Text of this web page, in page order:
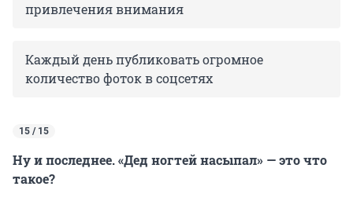
привлечения внимания
Каждый день публиковать огромное
количество фоток в соцсетях
15 / 15
Ну и последнее. «Дед ногтей насыпал» — это что
такое?